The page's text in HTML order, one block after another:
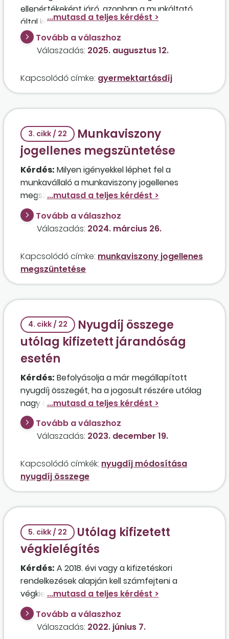
ellenértékeként járó, azonban a munkáltató
által kifizetni elmulasztott összeget és az arra
eső kamatot a munkáltató fizesse meg a
munkavállaló részére. A munkavállaló
munkáltatói levonás útján. A rendkívüli
munkavégzés ellenértékeként kifizetett
kell gyermektartásdíjat vonni ebben az
esetben?
Tovább a válaszhoz
Válaszadás: 2025. augusztus 12.
Kapcsolódó címke: gyermektartásdíj
3. cikk / 22
Munkaviszony
jogellenes megszüntetése
Kérdés: Milyen igényekkel léphet fel a
munkavállaló a munkaviszony jogellenes
megszüntetése esetén?
Tovább a válaszhoz
Válaszadás: 2024. március 26.
Kapcsolódó címke: munkaviszony jogellenes
megszüntetése
4. cikk / 22
Nyugdíj összege
utólag kifizetett járandóság
esetén
Kérdés: Befolyásolja a már megállapított
nyugdíj összegét, ha a jogosult részére utólag
nagy összegű elmaradt járandóságot fizetett
ki a volt munkáltatója? A kifizetésre a bíróság
kötelezte a munkáltatót, mert a munkaviszony
nyugdíjazásra tekintettel történő
munkavállalónak járó munkabért és egyéb
juttatásokat.
Tovább a válaszhoz
Válaszadás: 2023. december 19.
Kapcsolódó címkék: nyugdíj módosítása
nyugdíj összege
5. cikk / 22
Utólag kifizetett
végkielégítés
Kérdés: A 2018. évi vagy a kifizetéskori
rendelkezések alapján kell számfejteni a
végkielégítést abban az esetben, ha bíróság
egy volt munkavállaló 2018-ban megszűnt
munkaviszonya alapján, elmaradt jövedelem
címén kártérítést, valamint végkielégítést ítélt
Tovább a válaszhoz
Válaszadás: 2022. június 7.